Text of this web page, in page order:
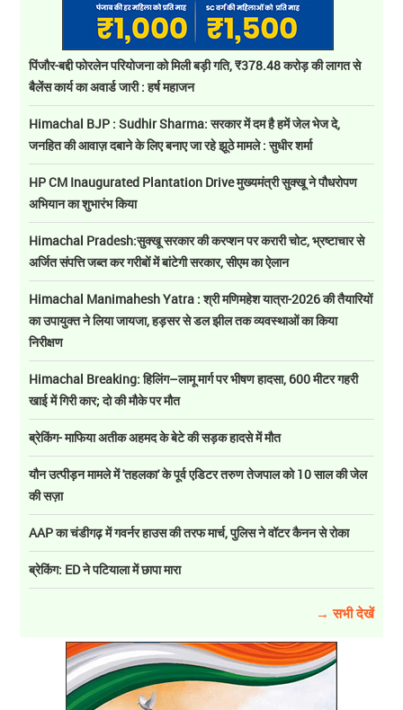
पिंजौर-बद्दी फोरलेन परियोजना को मिली बड़ी गति, ₹378.48 करोड़ की लागत से
बैलेंस कार्य का अवार्ड जारी : हर्ष महाजन
Himachal BJP : Sudhir Sharma: सरकार में दम है हमें जेल भेज दे,
जनहित की आवाज़ दबाने के लिए बनाए जा रहे झूठे मामले : सुधीर शर्मा
HP CM Inaugurated Plantation Drive मुख्यमंत्री सुक्खू ने पौधरोपण
अभियान का शुभारंभ किया
Himachal Pradesh:सुक्खू सरकार की करप्शन पर करारी चोट, भ्रष्टाचार से
अर्जित संपत्ति जब्त कर गरीबों में बांटेगी सरकार, सीएम का ऐलान
Himachal Manimahesh Yatra : श्री मणिमहेश यात्रा-2026 की तैयारियों
का उपायुक्त ने लिया जायजा, हड़सर से डल झील तक व्यवस्थाओं का किया
निरीक्षण
Himachal Breaking: हिलिंग–लामू मार्ग पर भीषण हादसा, 600 मीटर गहरी
खाई में गिरी कार; दो की मौके पर मौत
ब्रेकिंग- माफिया अतीक अहमद के बेटे की सड़क हादसे में मौत
यौन उत्पीड़न मामले में 'तहलका' के पूर्व एडिटर तरुण तेजपाल को 10 साल की जेल
की सज़ा
AAP का चंडीगढ़ में गवर्नर हाउस की तरफ मार्च, पुलिस ने वॉटर कैनन से रोका
ब्रेकिंग: ED ने पटियाला में छापा मारा
→ सभी देखें